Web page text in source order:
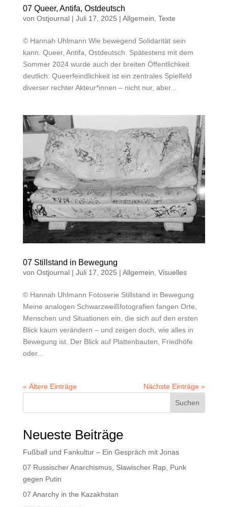
07 Queer, Antifa, Ostdeutsch
von Ostjournal| Juli 17, 2025 | Allgemein Texte
© Hannah Uhlmann Wie bewegend Solidarität sein
kann. Queer, Antifa, Ostdeutsch. Spätestens mit dem
Sommer 2024 wurde auch der breiten Öffentlichkeit
deutlich: Queerfeindlichkeit ist ein zentrales Spielfeld
diverser rechter Akteur*innen – nicht nur, aber...
07 Stillstand in Bewegung
von Ostjournal| Juli 17, 2025 | Allgemein Visuelles
© Hannah Uhlmann Fotoserie Stillstand in Bewegung
Meine analogen Schwarzweißfotografien fangen Orte,
Menschen und Situationen ein, die sich auf den ersten
Blick kaum verändern – und zeigen doch, wie alles in
Bewegung ist. Der Blick auf Plattenbauten, Friedhöfe
oder...
« Ältere Einträge
Nächste Einträge »
Suchen
Neueste Beiträge
Fußball und Fankultur – Ein Gespräch mit Jonas
07 Russischer Anarchismus, Slawischer Rap, Punk
gegen Putin
07 Anarchy in the Kazakhstan